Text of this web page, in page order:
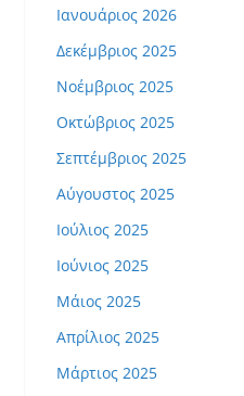
Ιανουάριος 2026
Δεκέμβριος 2025
Νοέμβριος 2025
Οκτώβριος 2025
Σεπτέμβριος 2025
Αύγουστος 2025
Ιούλιος 2025
Ιούνιος 2025
Μάιος 2025
Απρίλιος 2025
Μάρτιος 2025